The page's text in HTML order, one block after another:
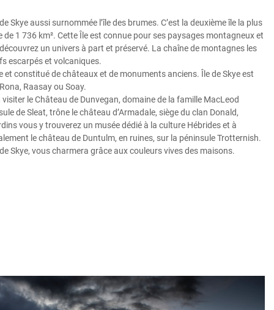
Skye aussi surnommée l’île des brumes. C’est la deuxième île la plus
de 1 736 km². Cette Île est connue pour ses paysages montagneux et
un univers à part et préservé. La chaîne de montagnes les
escarpés et volcaniques.
constitué de châteaux et de monuments anciens. Île de Skye est
Raasay ou Soay.
le Château de Dunvegan, domaine de la famille MacLeod
de Sleat, trône le château d’Armadale, siège du clan Donald,
vous y trouverez un musée dédié à la culture Hébrides et à
le château de Duntulm, en ruines, sur la péninsule Trotternish.
Skye, vous charmera grâce aux couleurs vives des maisons.